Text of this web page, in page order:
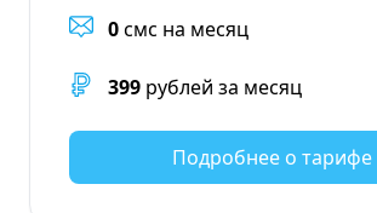
0смс на месяц
399 рублей за месяц
Подробнее о тарифе